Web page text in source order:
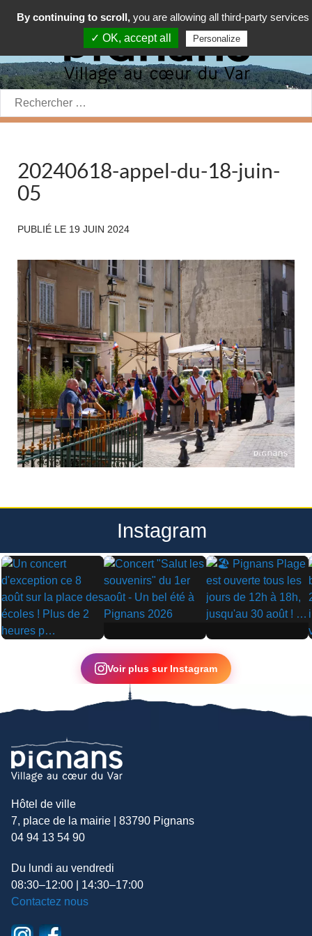
Rechercher:
20240618-appel-du-18-juin-
05
PUBLIÉ LE 19 JUIN 2024
Instagram
▶
▶ ▶
Voir plus sur Instagram
Hôtel de ville
7, place de la mairie | 83790 Pignans
04 94 13 54 90
Du lundi au vendredi
08:30–12:00 | 14:30–17:00
Contactez nous
By continuing to scroll, you are allowing all third-party services
✓ OK, accept all
Personalize